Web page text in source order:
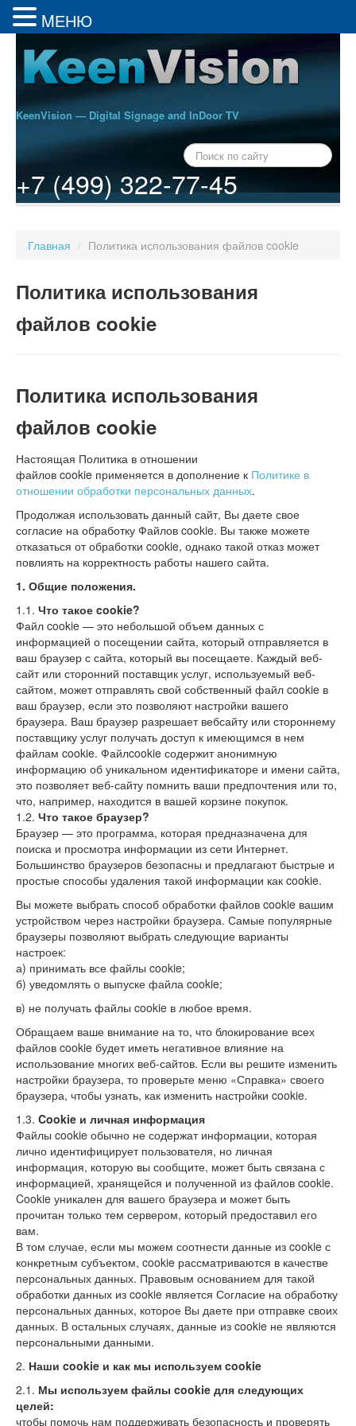
KeenVision — Digital Signage and InDoor TV
+7 (499) 322-77-45
Главная / Политика использования файлов cookie
Политика использования
файлов cookie
Политика использования
файлов cookie
Настоящая Политика в отношении
файлов cookie применяется в дополнение к Политике в
отношении обработки персональных данных.
Продолжая использовать данный сайт, Вы даете свое
согласие на обработку Файлов cookie. Вы также можете
отказаться от обработки cookie, однако такой отказ может
повлиять на корректность работы нашего сайта.
1. Общие положения.
1.1. Что такое cookie?
Файл cookie — это небольшой объем данных с
информацией о посещении сайта, который отправляется в
ваш браузер с сайта, который вы посещаете. Каждый веб-
сайт или сторонний поставщик услуг, используемый веб-
сайтом, может отправлять свой собственный файл cookie в
ваш браузер, если это позволяют настройки вашего
браузера. Ваш браузер разрешает вебсайту или стороннему
поставщику услуг получать доступ к имеющимся в нем
файлам cookie. Файлcookie содержит анонимную
информацию об уникальном идентификаторе и имени сайта,
это позволяет веб-сайту помнить ваши предпочтения или то,
что, например, находится в вашей корзине покупок.
1.2. Что такое браузер?
Браузер — это программа, которая предназначена для
поиска и просмотра информации из сети Интернет.
Большинство браузеров безопасны и предлагают быстрые и
простые способы удаления такой информации как cookie.
Вы можете выбрать способ обработки файлов cookie вашим
устройством через настройки браузера. Самые популярные
браузеры позволяют выбрать следующие варианты
настроек:
а) принимать все файлы cookie;
б) уведомлять о выпуске файла cookie;
в) не получать файлы cookie в любое время.
Обращаем ваше внимание на то, что блокирование всех
файлов cookie будет иметь негативное влияние на
использование многих веб-сайтов. Если вы решите изменить
настройки браузера, то проверьте меню «Справка» своего
браузера, чтобы узнать, как изменить настройки cookie.
1.3. Cookie и личная информация
Файлы cookie обычно не содержат информации, которая
лично идентифицирует пользователя, но личная
информация, которую вы сообщите, может быть связана с
информацией, хранящейся и полученной из файлов cookie.
Cookie уникален для вашего браузера и может быть
прочитан только тем сервером, который предоставил его
вам.
В том случае, если мы можем соотнести данные из cookie с
конкретным субъектом, cookie рассматриваются в качестве
персональных данных. Правовым основанием для такой
обработки данных из cookie является Согласие на обработку
персональных данных, которое Вы даете при отправке своих
данных. В остальных случаях, данные из cookie не являются
персональными данными.
2. Наши cookie и как мы используем cookie
2.1. Мы используем файлы cookie для следующих
целей:
чтобы помочь нам поддерживать безопасность и проверять
MЕНЮ